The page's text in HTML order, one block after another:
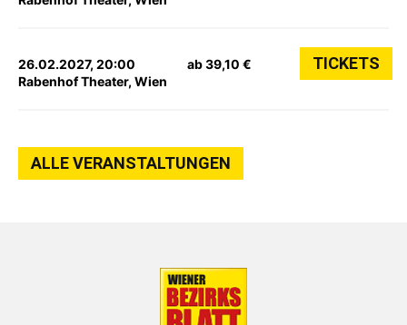
26.02.2027, 20:00
Rabenhof Theater, Wien
ab 39,10 € TICKETS
ALLE VERANSTALTUNGEN